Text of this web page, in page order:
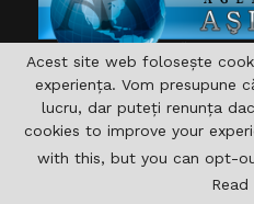
Asociaţia are drept scop ,
relaţiilor germane-române şi
sprijinirea diferitelor acţiuni
Acest site web folosește
experiența. Vom presupune
lucru, dar puteți renunța
cookies to improve your
with this, but you can opt-
Read